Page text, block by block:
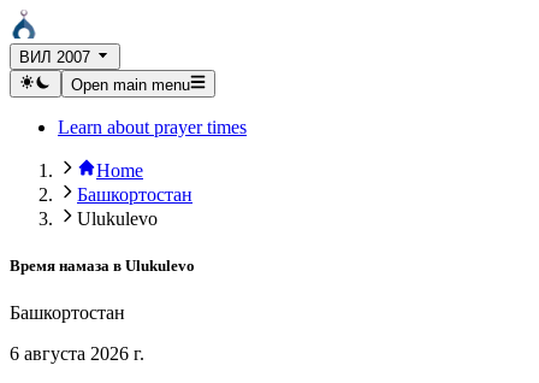
ВИЛ 2007
Open main menu
Learn about prayer times
Home
Башкортостан
Ulukulevo
Время намаза в Ulukulevo
Башкортостан
6 августа 2026 г.